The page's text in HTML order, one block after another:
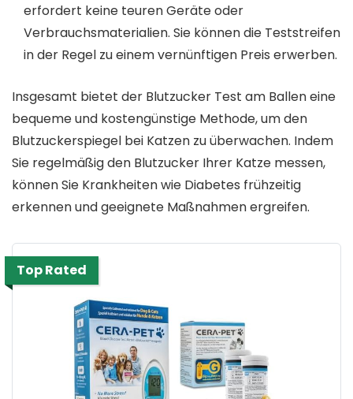
erfordert keine teuren Geräte oder
Verbrauchsmaterialien. Sie können die Teststreifen
in der Regel zu einem vernünftigen Preis erwerben.
Insgesamt bietet der Blutzucker Test am Ballen eine
bequeme und kostengünstige Methode, um den
Blutzuckerspiegel bei Katzen zu überwachen. Indem
Sie regelmäßig den Blutzucker Ihrer Katze messen,
können Sie Krankheiten wie Diabetes frühzeitig
erkennen und geeignete Maßnahmen ergreifen.
Top Rated